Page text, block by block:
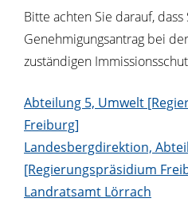
Bitte achten Sie darauf, dass
Genehmigungsantrag bei
zuständigen
Abteilung 5, Umwelt
Freiburg]
Landesbergdirektion,
[Regierungspräsidium
Landratsamt Lörrach